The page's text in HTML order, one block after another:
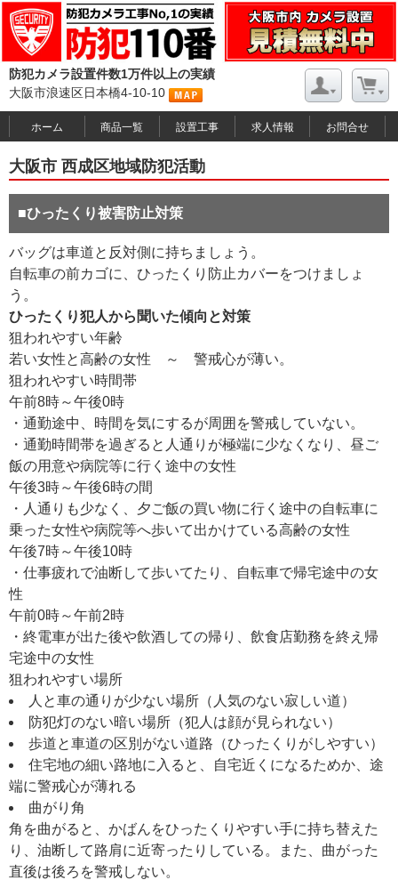
防犯カメラ設置件数1万件以上の実績
大阪市浪速区日本橋4-10-10
ホーム 商品一覧 設置工事 求人情報 お問合せ
大阪市 西成区地域防犯活動
■ひったくり被害防止対策
バッグは車道と反対側に持ちましょう。
自転車の前カゴに、ひったくり防止カバーをつけましょ
う。
ひったくり犯人から聞いた傾向と対策
狙われやすい年齢
若い女性と高齢の女性 ～ 警戒心が薄い。
狙われやすい時間帯
午前8時～午後0時
・通勤途中、時間を気にするが周囲を警戒していない。
・通勤時間帯を過ぎると人通りが極端に少なくなり、昼ご
飯の用意や病院等に行く途中の女性
午後3時～午後6時の間
・人通りも少なく、夕ご飯の買い物に行く途中の自転車に
乗った女性や病院等へ歩いて出かけている高齢の女性
午後7時～午後10時
・仕事疲れで油断して歩いてたり、自転車で帰宅途中の女
性
午前0時～午前2時
・終電車が出た後や飲酒しての帰り、飲食店勤務を終え帰
宅途中の女性
狙われやすい場所
人と車の通りが少ない場所（人気のない寂しい道）
防犯灯のない暗い場所（犯人は顔が見られない）
歩道と車道の区別がない道路（ひったくりがしやすい）
住宅地の細い路地に入ると、自宅近くになるためか、途
端に警戒心が薄れる
曲がり角
角を曲がると、かばんをひったくりやすい手に持ち替えた
り、油断して路肩に近寄ったりしている。また、曲がった
直後は後ろを警戒しない。